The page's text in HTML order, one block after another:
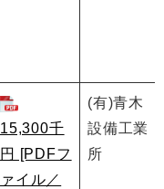
15,300千
円 [PDFフ
ァイル／
(有)青木
設備工業
所